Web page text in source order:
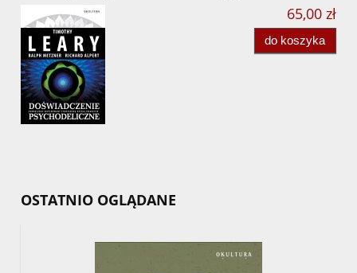
65,00 zł
do koszyka
OSTATNIO OGLĄDANE